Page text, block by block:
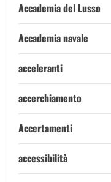
Accademia del Lusso
Accademia navale
acceleranti
accerchiamento
Accertamenti
accessibilità